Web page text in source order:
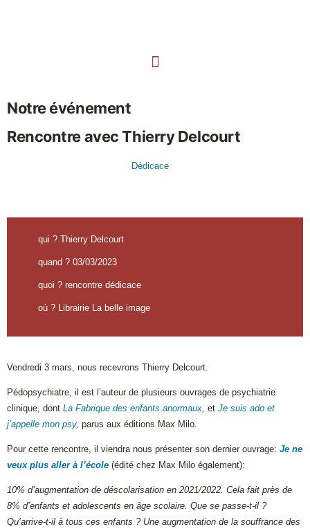
Notre événement
Rencontre avec Thierry Delcourt
Dédicace
qui ? Thierry Delcourt
quand ? 03/03/2023
quoi ? rencontre dédicace
où ? Librairie La belle image
Vendredi 3 mars, nous recevrons Thierry Delcourt.
Pédopsychiatre, il est l’auteur de plusieurs ouvrages de psychiatrie
clinique, dont La Fabrique des enfants anormaux, et Je suis ado et
j’appelle mon psy, parus aux éditions Max Milo.
Pour cette rencontre, il viendra nous présenter son dernier ouvrage: Je ne
veux plus aller à l’école (édité chez Max Milo également):
10% d’augmentation de déscolarisation en 2021/2022. Cela fait près de
8% d’enfants et adolescents en âge scolaire. Que se passe-t-il ?
Qu’arrive-t-il à tous ces enfants ? Une augmentation de la souffrance des